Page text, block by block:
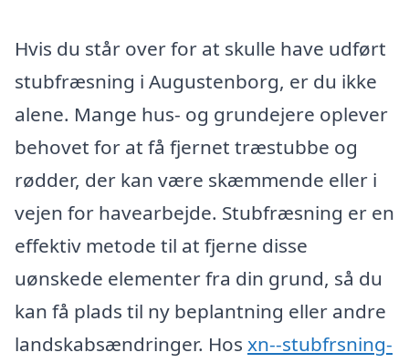
Hvis du står over for at skulle have udført
stubfræsning i Augustenborg, er du ikke
alene. Mange hus- og grundejere oplever
behovet for at få fjernet træstubbe og
rødder, der kan være skæmmende eller i
vejen for havearbejde. Stubfræsning er en
effektiv metode til at fjerne disse
uønskede elementer fra din grund, så du
kan få plads til ny beplantning eller andre
landskabsændringer. Hos xn--stubfrsning-